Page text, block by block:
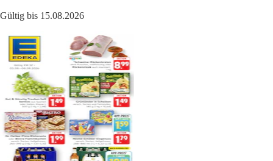
Gültig bis 15.08.2026